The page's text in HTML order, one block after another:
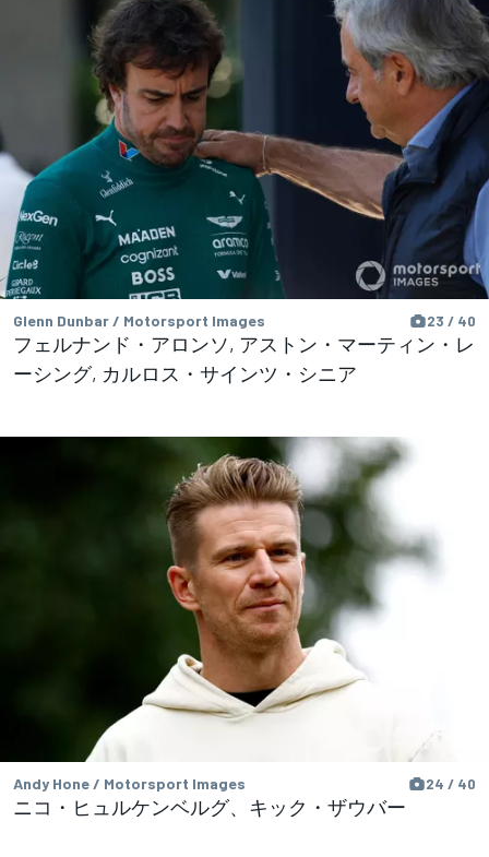
Glenn Dunbar / Motorsport Images 23 / 40
フェルナンド・アロンソ, アストン・マーティン・レ
ーシング, カルロス・サインツ・シニア
Andy Hone / Motorsport Images 24 / 40
ニコ・ヒュルケンベルグ、キック・ザウバー